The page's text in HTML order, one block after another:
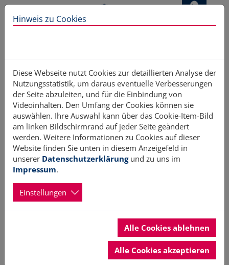
Direkt zur Hauptnavigation springen
Direkt zum Inhalt springen
HomeAktiv werden
Freiwilligendienste
Freiwilliges Soziales Jahr
Hinweis zu Cookies
Diese Webseite nutzt Cookies zur detaillierten Analyse der
Nutzungsstatistik, um daraus eventuelle Verbesserungen
der Seite abzuleiten, und für die Einbindung von
Videoinhalten. Den Umfang der Cookies können sie
auswählen. Ihre Auswahl kann über das Cookie-Item-Bild
am linken Bildschirmrand auf jeder Seite geändert
werden. Weitere Informationen zu Cookies auf dieser
Website finden Sie unten in diesem Anzeigefeld in
unserer Datenschutzerklärungund zu uns im
Impressum.
Einstellungen
Alle Cookies ablehnen
Alle Cookies akzeptieren